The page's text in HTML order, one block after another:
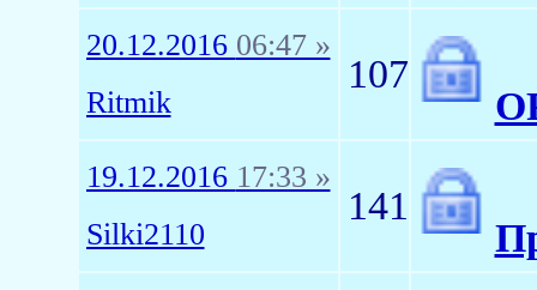
20.12.2016 06:47 »
Ritmik
107
19.12.2016 17:33 »
Silki2110
141